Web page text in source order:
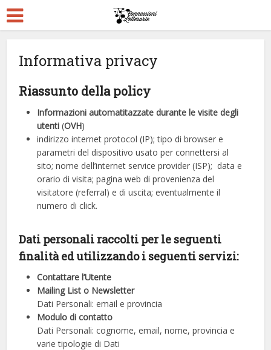
Informativa privacy
Riassunto della policy
Informazioni automatitazzate durante le visite degli
utenti (OVH)
indirizzo internet protocol (IP);tipo di browser e
parametri del dispositivo usato per connettersi al
sito;nome dell’internet service provider (ISP); data e
orario di visita;pagina web di provenienza del
visitatore (referral) e di uscita;eventualmente il
numero di click.
Dati personali raccolti per le seguenti
finalità ed utilizzando i seguenti servizi:
Contattare l’Utente
Mailing List o Newsletter
Dati Personali: email e provincia
Modulo di contatto
Dati Personali: cognome, email, nome, provincia e
varie tipologie di Dati